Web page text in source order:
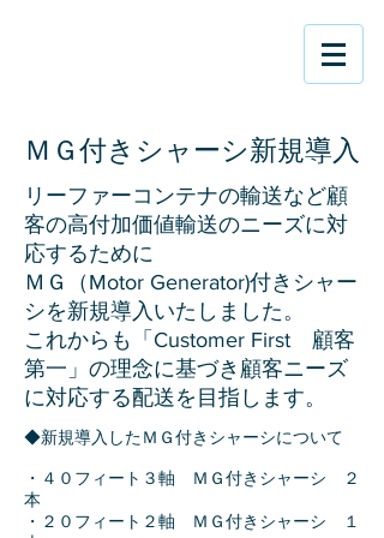
​ＭＧ付きシャーシ新規導入
​リーファーコンテナの輸送など顧
客の高付加価値輸送のニーズに対
応するために
ＭＧ（Motor Generator)付きシャー
シを新規導入いたしました。
​これからも「Customer First 顧客
第一」の理念に基づき顧客ニーズ
に対応する配送を目指します。
◆新規導入したＭＧ付きシャーシについて
・４０フィート３軸 ＭＧ付きシャーシ ２
本
・２０フィート２軸 ＭＧ付きシャーシ １